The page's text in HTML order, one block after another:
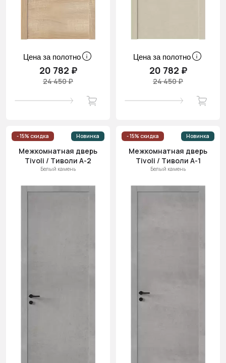
Цена за полотно
20 782 ₽
24 450 ₽
Цена за полотно
20 782 ₽
24 450 ₽
- 15% скидка Новинка
Межкомнатная дверь
Tivoli / Тиволи А-2
Белый камень
- 15% скидка Новинка
Межкомнатная дверь
Tivoli / Тиволи А-1
Белый камень